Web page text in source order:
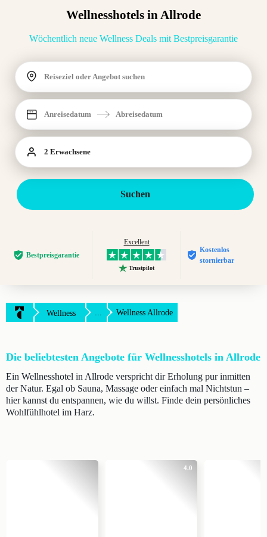
Wellnesshotels in Allrode
Wöchentlich neue Wellness Deals mit Bestpreisgarantie
Reiseziel oder Angebot suchen
Anreisedatum Abreisedatum
2 Erwachsene
Suchen
Bestpreis­garantie
Excellent
Trustpilot
Kostenlos
stornierbar
Wellness ... Wellness Allrode
Die beliebtesten Angebote für Wellnesshotels in Allrode
Ein Wellnesshotel in Allrode verspricht dir Erholung pur inmitten
der Natur. Egal ob Sauna, Massage oder einfach mal Nichtstun –
hier kannst du entspannen, wie du willst. Finde dein persönliches
Wohlfühlhotel im Harz.
4.0